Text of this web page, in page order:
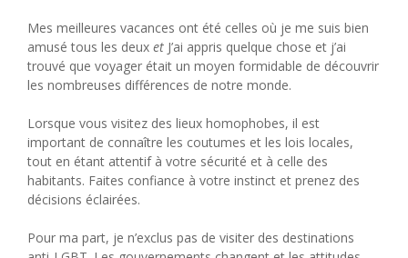
Mes meilleures vacances ont été celles où je me suis bien
amusé tous les deux et J’ai appris quelque chose et j’ai
trouvé que voyager était un moyen formidable de découvrir
les nombreuses différences de notre monde.
Lorsque vous visitez des lieux homophobes, il est
important de connaître les coutumes et les lois locales,
tout en étant attentif à votre sécurité et à celle des
habitants. Faites confiance à votre instinct et prenez des
décisions éclairées.
Pour ma part, je n’exclus pas de visiter des destinations